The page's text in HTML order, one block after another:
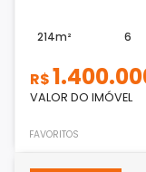
214m² 6
R$
VALOR DO IMÓVEL
FAVORITOS